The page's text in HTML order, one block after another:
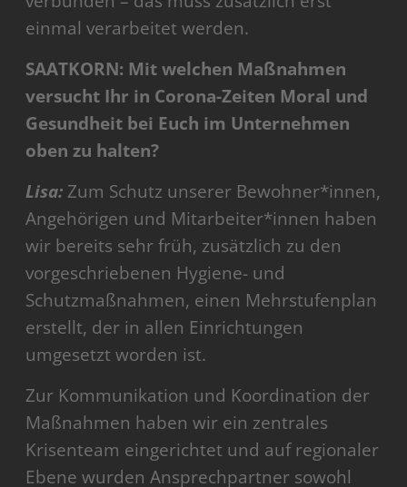
einmal verarbeitet werden.
SAATKORN: Mit welchen Maßnahmen
versucht Ihr in Corona-Zeiten Moral und
Gesundheit bei Euch im Unternehmen
oben zu halten?
Lisa: Zum Schutz unserer Bewohner*innen,
Angehörigen und Mitarbeiter*innen haben
wir bereits sehr früh, zusätzlich zu den
vorgeschriebenen Hygiene- und
Schutzmaßnahmen, einen Mehrstufenplan
erstellt, der in allen Einrichtungen
umgesetzt worden ist.
Zur Kommunikation und Koordination der
Maßnahmen haben wir ein zentrales
Krisenteam eingerichtet und auf regionaler
Ebene wurden Ansprechpartner sowohl